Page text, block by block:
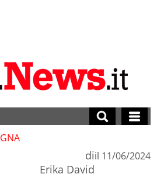
di
Erika David
il 11/06/2024